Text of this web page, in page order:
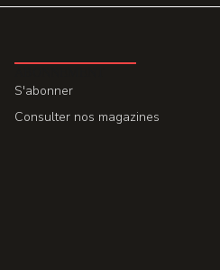
S'abonner
Consulter nos magazines